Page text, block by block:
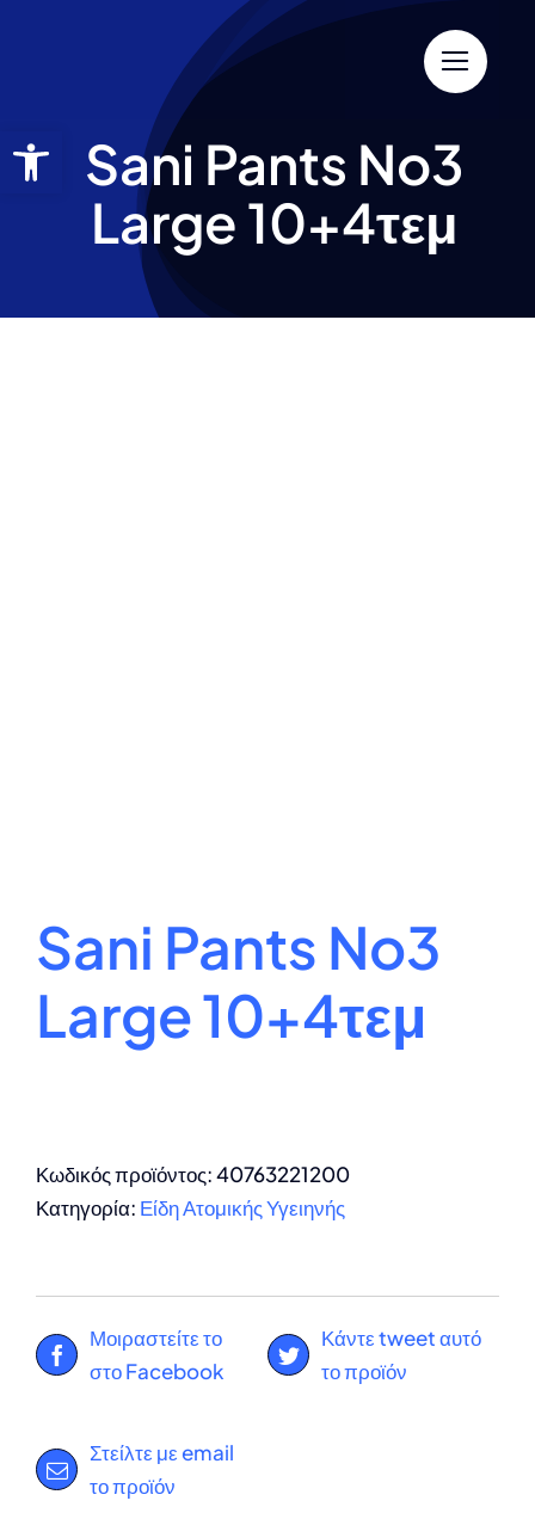
Sani Pants No3
Large 10+4τεμ
Sani Pants No3
Large 10+4τεμ
Κωδικός προϊόντος:40763221200
Κατηγορία: Είδη Ατομικής Υγειηνής
Μοιραστείτε το
στο Facebook
Κάντε tweet αυτό
το προϊόν
Στείλτε με email
το προϊόν